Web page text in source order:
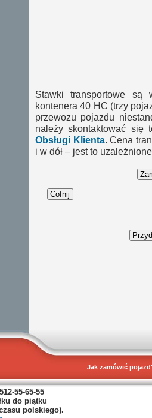
Stawki transportowe są
kontenera 40 HC (trzy
przewozu pojazdu
należy skontaktować
Obsługi Klienta. Cena
i w dół – jest to
Jak zamówić
55-65-55
do piątku
polskiego).